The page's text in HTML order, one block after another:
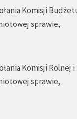
Komisji
sprawie,
Komisji
sprawie,